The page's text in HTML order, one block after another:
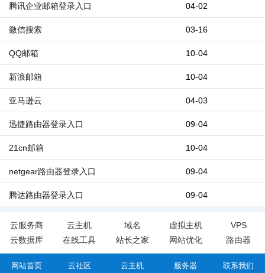
04-02
腾讯企业邮箱登录入口
03-16
微信搜索
10-04
QQ邮箱
10-04
新浪邮箱
04-03
亚马逊云
09-04
迅捷路由器登录入口
10-04
21cn邮箱
09-04
netgear路由器登录入口
09-04
腾达路由器登录入口
云服务商 云主机 域名 虚拟主机
VPS
云数据库
在线工具 站长之家 网站优化 路由器
网站首页 云社区 云主机 服务器 联系我们